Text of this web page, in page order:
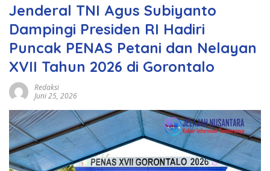
Jenderal TNI Agus Subiyanto
Dampingi Presiden RI Hadiri
Puncak PENAS Petani dan Nelayan
XVII Tahun 2026 di Gorontalo
Redaksi
Juni 25, 2026